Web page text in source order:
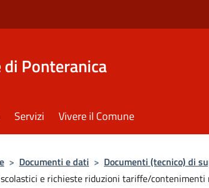
di Ponteranica
Servizi Vivere il Comune
> Documenti e dati > Documenti (tecnico) di
e richieste riduzioni tariffe/